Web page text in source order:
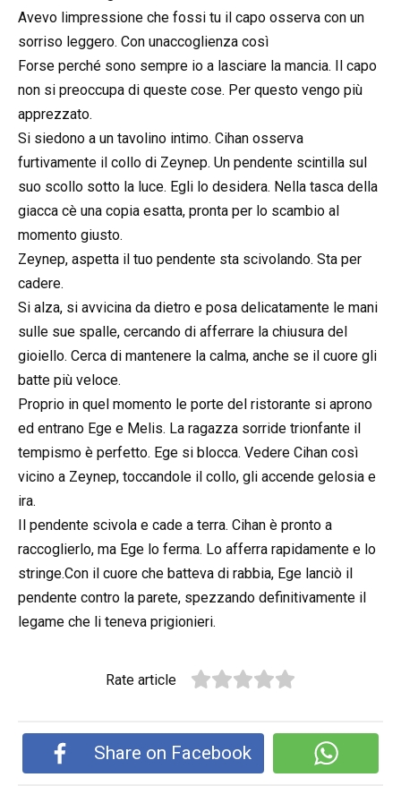
Avevo limpressione che fossi tu il capo osserva con un
sorriso leggero. Con unaccoglienza così
Forse perché sono sempre io a lasciare la mancia. Il capo
non si preoccupa di queste cose. Per questo vengo più
apprezzato.
Si siedono a un tavolino intimo. Cihan osserva
furtivamente il collo di Zeynep. Un pendente scintilla sul
suo scollo sotto la luce. Egli lo desidera. Nella tasca della
giacca cè una copia esatta, pronta per lo scambio al
momento giusto.
Zeynep, aspetta il tuo pendente sta scivolando. Sta per
cadere.
Si alza, si avvicina da dietro e posa delicatamente le mani
sulle sue spalle, cercando di afferrare la chiusura del
gioiello. Cerca di mantenere la calma, anche se il cuore gli
batte più veloce.
Proprio in quel momento le porte del ristorante si aprono
ed entrano Ege e Melis. La ragazza sorride trionfante il
tempismo è perfetto. Ege si blocca. Vedere Cihan così
vicino a Zeynep, toccandole il collo, gli accende gelosia e
ira.
Il pendente scivola e cade a terra. Cihan è pronto a
raccoglierlo, ma Ege lo ferma. Lo afferra rapidamente e lo
stringe.Con il cuore che batteva di rabbia, Ege lanciò il
pendente contro la parete, spezzando definitivamente il
legame che li teneva prigionieri.
Rate article
Share on Facebook